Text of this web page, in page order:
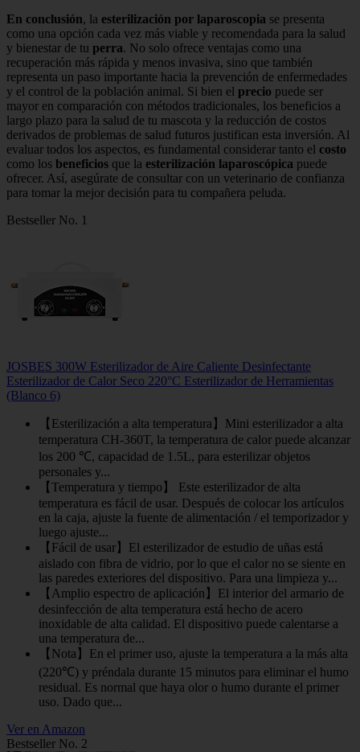
En conclusión, la esterilización por laparoscopia se presenta
como una opción cada vez más viable y recomendada para la salud
y bienestar de tu perra. No solo ofrece ventajas como una
recuperación más rápida y menos invasiva, sino que también
representa un paso importante hacia la prevención de enfermedades
y el control de la población animal. Si bien el precio puede ser
mayor en comparación con métodos tradicionales, los beneficios a
largo plazo para la salud de tu mascota y la reducción de costos
derivados de problemas de salud futuros justifican esta inversión. Al
evaluar todos los aspectos, es fundamental considerar tanto el costo
como los beneficios que la esterilización laparoscópica puede
ofrecer. Así, asegúrate de consultar con un veterinario de confianza
para tomar la mejor decisión para tu compañera peluda.
Bestseller No. 1
JOSBES 300W Esterilizador de Aire Caliente Desinfectante
Esterilizador de Calor Seco 220°C Esterilizador de Herramientas
(Blanco 6)
【Esterilización a alta temperatura】Mini esterilizador a alta
temperatura CH-360T, la temperatura de calor puede alcanzar
los 200 ℃, capacidad de 1.5L, para esterilizar objetos
personales y...
【Temperatura y tiempo】 Este esterilizador de alta
temperatura es fácil de usar. Después de colocar los artículos
en la caja, ajuste la fuente de alimentación / el temporizador y
luego ajuste...
【Fácil de usar】El esterilizador de estudio de uñas está
aislado con fibra de vidrio, por lo que el calor no se siente en
las paredes exteriores del dispositivo. Para una limpieza y...
【Amplio espectro de aplicación】El interior del armario de
desinfección de alta temperatura está hecho de acero
inoxidable de alta calidad. El dispositivo puede calentarse a
una temperatura de...
【Nota】En el primer uso, ajuste la temperatura a la más alta
(220℃) y préndala durante 15 minutos para eliminar el humo
residual. Es normal que haya olor o humo durante el primer
uso. Dado que...
Ver en Amazon
Bestseller No. 2